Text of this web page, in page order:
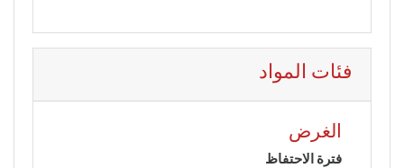
فئات المواد
الغرض
فترة الاحتفاظ